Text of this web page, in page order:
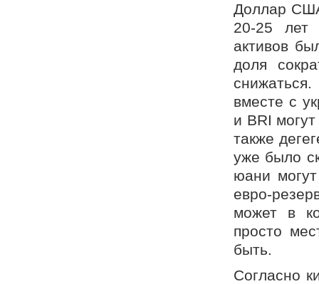
Доллар
20-25 лет
активов
доля
вместе с
и BRI
также
уже было
юани
евро-
может в
просто
быть.
Согласно